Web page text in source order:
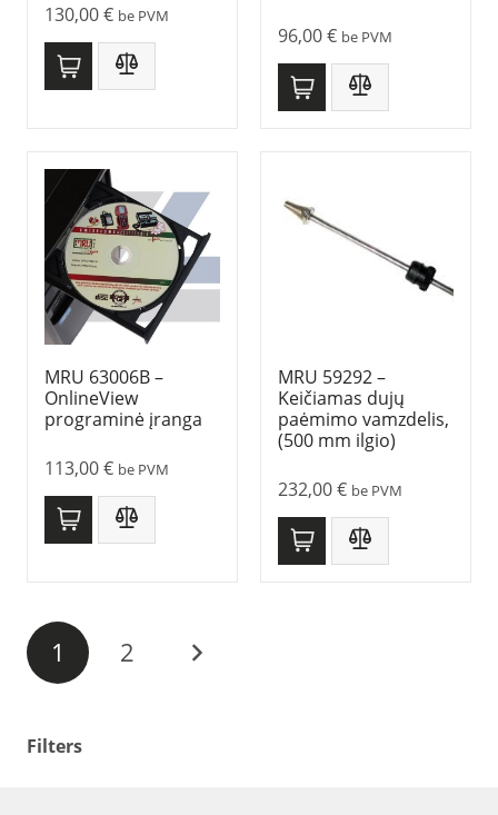
Filters
130,00€ be PVM
96,00€ be PVM
MRU 63006B –
OnlineView
programinė įranga
113,00€ be PVM
MRU 59292 –
Keičiamas dujų
paėmimo vamzdelis,
(500 mm ilgio)
232,00€ be PVM
1 2